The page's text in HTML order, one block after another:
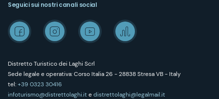
Distretto Turistico dei Laghi Scrl
Sede legale e operativa: Corso Italia 26 - 28838 Stresa VB - Italy
tel:+39 0323 30416
infoturismo@distrettolaghi.itedistrettolaghi@legalmail.it
Seguici sui nostri canali social